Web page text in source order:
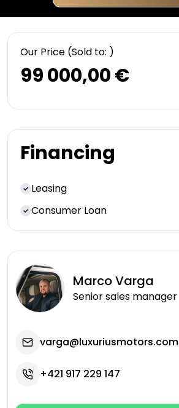
Our Price (Sold to: )
99 000,00 €
Financing
Leasing
Consumer Loan
MarcoVarga
Senior sales manager
varga@luxuriusmotors.com
+421 917 229 147